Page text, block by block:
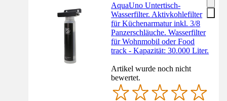
AquaUno Untertisch-
Wasserfilter. Aktivkohlefilter
für Küchenarmatur inkl. 3/8
Panzerschläuche. Wasserfilter
für Wohnmobil oder Food
track - Kapazität: 30.000 Liter.
Artikel wurde noch nicht
bewertet.